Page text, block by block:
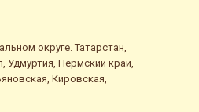
округе. Татарстан,
Пермский край,
Кировская,